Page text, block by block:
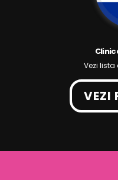
Vezi lista
VEZI